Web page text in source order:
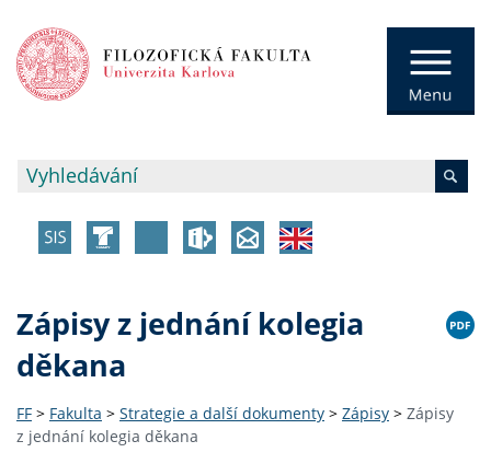
Zápisy z jednání kolegia
děkana
FF > Fakulta > Strategie a další dokumenty > Zápisy > Zápisy
z jednání kolegia děkana